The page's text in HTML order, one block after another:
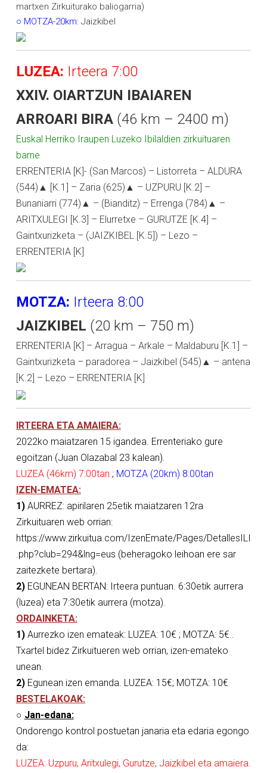
martxen Zirkuiturako baliogarria)
○ MOTZA-20km: Jaizkibel
LUZEA: Irteera 7:00
XXIV. OIARTZUN IBAIAREN
ARROARI BIRA(46 km – 2400 m)
Euskal Herriko Iraupen Luzeko Ibilaldien zirkuituaren
barne
ERRENTERIA [K]- (San Marcos) – Listorreta – ALDURA
(544)▲ [K.1] – Zaria (625)▲ – UZPURU [K.2] –
Bunaniarri (774)▲ – (Bianditz) – Errenga (784)▲ –
ARITXULEGI [K.3] – Elurretxe – GURUTZE [K.4] –
Gaintxurizketa – (JAIZKIBEL [K.5]) – Lezo –
ERRENTERIA [K]
MOTZA: Irteera 8:00
JAIZKIBEL (20 km – 750 m)
ERRENTERIA [K] – Arragua – Arkale – Maldaburu [K.1] –
Gaintxurizketa – paradorea – Jaizkibel (545)▲ – antena
[K.2] – Lezo – ERRENTERIA [K]
IRTEERA ETA AMAIERA:
2022ko maiatzaren 15 igandea. Errenteriako gure
egoitzan (Juan Olazabal 23 kalean).
LUZEA (46km) 7:00tan ; MOTZA (20km) 8:00tan
IZEN-EMATEA:
1) AURREZ: apirilaren 25etik maiatzaren 12ra
Zirkuituaren web orrian:
https://www.zirkuitua.com/IzenEmate/Pages/DetallesILI
.php?club=294&lng=eus (beheragoko leihoan ere sar
zaitezkete bertara).
2) EGUNEAN BERTAN: Irteera puntuan. 6:30etik aurrera
(luzea) eta 7:30etik aurrera (motza).
ORDAINKETA:
1)Aurrezko izen emateak: LUZEA: 10€ ; MOTZA: 5€..
Txartel bidez Zirkuitueren web orrian, izen-emateko
unean.
2)Egunean izen emanda. LUZEA: 15€; MOTZA: 10€
BESTELAKOAK:
○ Jan-edana:
Ondorengo kontrol postuetan janaria eta edaria egongo
da:
LUZEA: Uzpuru, Aritxulegi, Gurutze, Jaizkibel eta amaiera.